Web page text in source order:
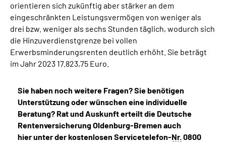
orientieren sich zukünftig aber stärker an dem
eingeschränkten Leistungsvermögen von weniger als
drei bzw. weniger als sechs Stunden täglich, wodurch sich
die Hinzuverdienstgrenze bei vollen
Erwerbsminderungsrenten deutlich erhöht. Sie beträgt
im Jahr 2023 17.823,75 Euro.
Sie haben noch weitere Fragen? Sie benötigen
Unterstützung oder wünschen eine individuelle
Beratung? Rat und Auskunft erteilt die Deutsche
Rentenversicherung Oldenburg-Bremen auch
hier unter der kostenlosen Servicetelefon-Nr.0800